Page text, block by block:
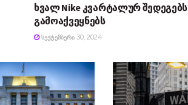
ხვალ Nike კვარტალურ შედეგებს
გამოაქვეყნებს
ᲡᲔᲥᲢᲔᲛᲑᲔᲠᲘ 30, 2024